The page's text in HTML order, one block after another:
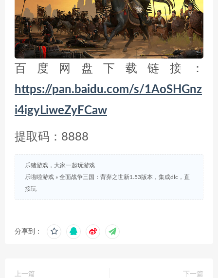
百度网盘下载链接：
https://pan.baidu.com/s/1AoSHGnz
i4igyLiweZyFCaw
提取码：8888
乐猪游戏，大家一起玩游戏
乐啦啦游戏 » 全面战争三国：背弃之世新1.53版本，集成dlc，直
接玩
分享到：
上一篇
下一篇